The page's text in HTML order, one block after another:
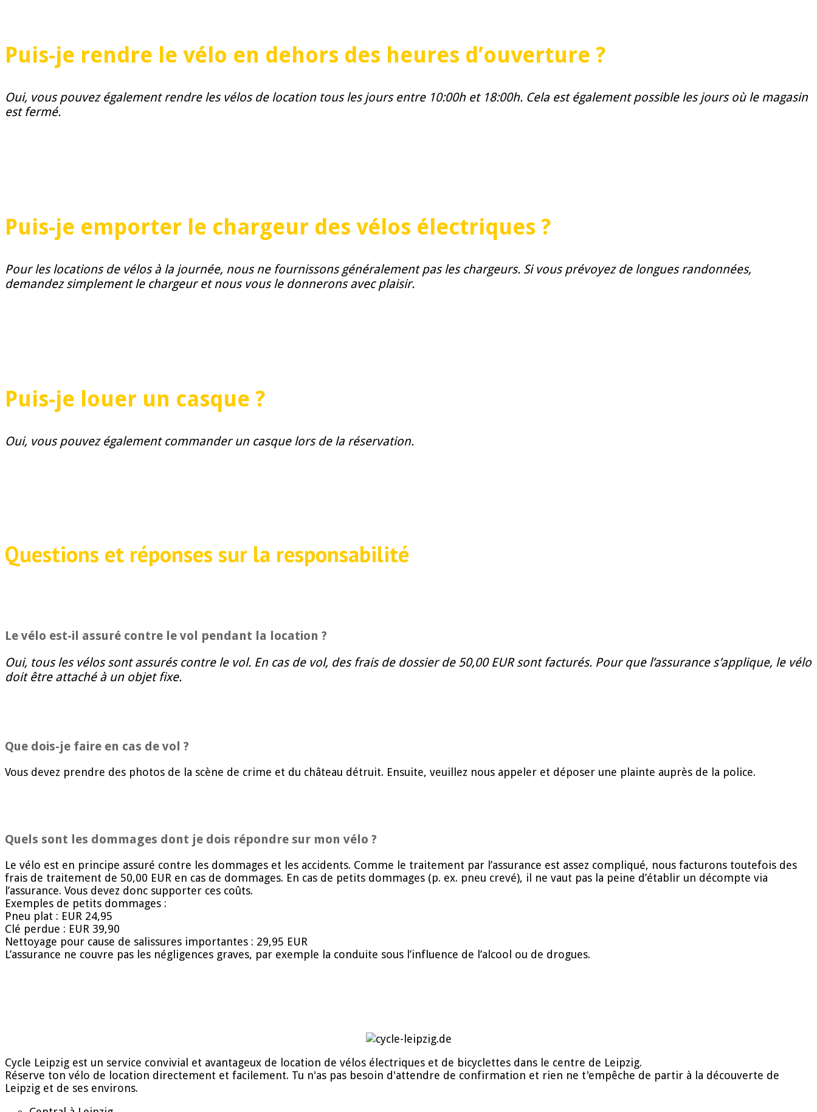
Puis-je rendre le vélo en dehors des heures d’ouverture ?
Oui, vous pouvez également rendre les vélos de location tous les jours entre 10:00h et 18:00h. Cela est également possible les jours où le magasin
est fermé.
Puis-je emporter le chargeur des vélos électriques ?
Pour les locations de vélos à la journée, nous ne fournissons généralement pas les chargeurs. Si vous prévoyez de longues randonnées,
demandez simplement le chargeur et nous vous le donnerons avec plaisir.
Puis-je louer un casque ?
Oui, vous pouvez également commander un casque lors de la réservation.
Questions et réponses sur la responsabilité
Le vélo est-il assuré contre le vol pendant la location ?
Oui, tous les vélos sont assurés contre le vol. En cas de vol, des frais de dossier de 50,00 EUR sont facturés. Pour que l’assurance s’applique, le vélo
doit être attaché à un objet fixe.
Que dois-je faire en cas de vol ?
Vous devez prendre des photos de la scène de crime et du château détruit. Ensuite, veuillez nous appeler et déposer une plainte auprès de la police.
Quels sont les dommages dont je dois répondre sur mon vélo ?
Le vélo est en principe assuré contre les dommages et les accidents. Comme le traitement par l’assurance est assez compliqué, nous facturons toutefois des
frais de traitement de 50,00 EUR en cas de dommages. En cas de petits dommages (p. ex. pneu crevé), il ne vaut pas la peine d’établir un décompte via
l’assurance. Vous devez donc supporter ces coûts.
Exemples de petits dommages :
Pneu plat : EUR 24,95
Clé perdue : EUR 39,90
Nettoyage pour cause de salissures importantes : 29,95 EUR
L’assurance ne couvre pas les négligences graves, par exemple la conduite sous l’influence de l’alcool ou de drogues.
Cycle Leipzig est un service convivial et avantageux de location de vélos électriques et de bicyclettes dans le centre de Leipzig.
Réserve ton vélo de location directement et facilement. Tu n'as pas besoin d'attendre de confirmation et rien ne t'empêche de partir à la découverte de
Leipzig et de ses environs.